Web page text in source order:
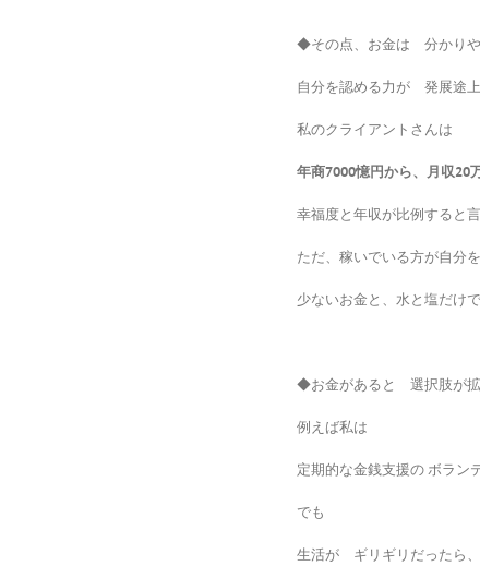
◆その点、お金は 分かり
自分を認める力が 発展途
私のクライアントさんは
年商7000憶円から、月収20
幸福度と年収が比例すると
ただ、稼いでいる方が自分
少ないお金と、水と塩だけ
◆お金があると 選択肢が
例えば私は
定期的な金銭支援の ボラン
でも
生活が ギリギリだったら、